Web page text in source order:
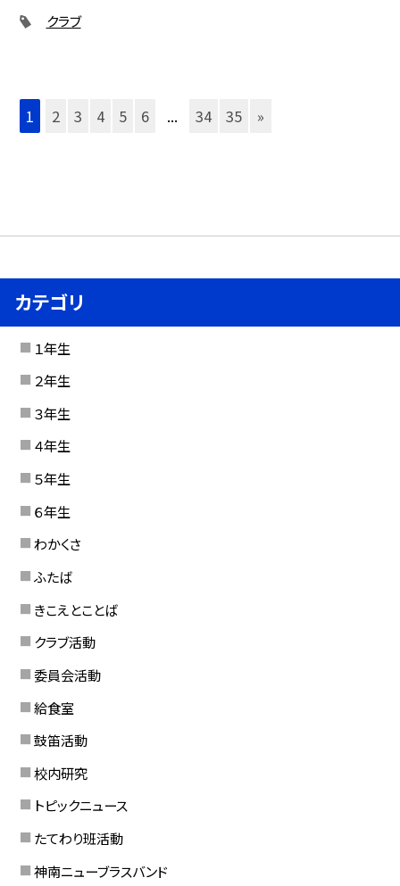
クラブ
1 2 3 4 5 6 ... 34 35 »
カテゴリ
１年生
２年生
３年生
４年生
５年生
６年生
わかくさ
ふたば
きこえとことば
クラブ活動
委員会活動
給食室
鼓笛活動
校内研究
トピックニュース
たてわり班活動
神南ニューブラスバンド